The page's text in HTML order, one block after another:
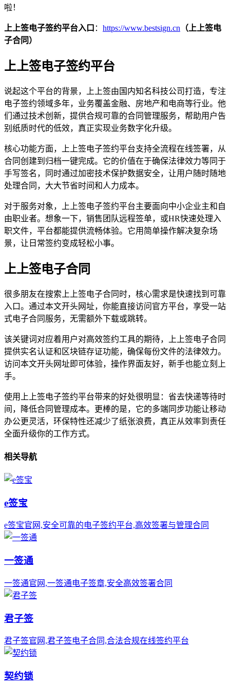
啦！
上上签电子签约平台入口 ： https://www.bestsign.cn （上上签电
子合同）
上上签电子签约平台
说起这个平台的背景，上上签由国内知名科技公司打造，专注
电子签约领域多年，业务覆盖金融、房地产和电商等行业。他
们通过技术创新，提供合规可靠的合同管理服务，帮助用户告
别纸质时代的低效，真正实现业务数字化升级。
核心功能方面，上上签电子签约平台支持全流程在线签署，从
合同创建到归档一键完成。它的价值在于确保法律效力等同于
手写签名，同时通过加密技术保护数据安全，让用户随时随地
处理合同，大大节省时间和人力成本。
对于服务对象，上上签电子签约平台主要面向中小企业主和自
由职业者。想象一下，销售团队远程签单，或HR快速处理入
职文件，平台都能提供流畅体验。它用简单操作解决复杂场
景，让日常签约变成轻松小事。
上上签电子合同
很多朋友在搜索上上签电子合同时，核心需求是快速找到可靠
入口。通过本文开头网址，你能直接访问官方平台，享受一站
式电子合同服务，无需额外下载或跳转。
该关键词对应着用户对高效签约工具的期待，上上签电子合同
提供实名认证和区块链存证功能，确保每份文件的法律效力。
访问本文开头网址即可体验，操作界面友好，新手也能立刻上
手。
使用上上签电子签约平台带来的好处很明显：省去快递等待时
间，降低合同管理成本。更棒的是，它的多端同步功能让移动
办公更灵活，环保特性还减少了纸张浪费，真正从效率到责任
全面升级你的工作方式。
相关导航
e签宝
e签宝官网,安全可靠的电子签约平台,高效签署与管理合同
一签通
一签通官网,一签通电子签章,安全高效签署合同
君子签
君子签官网,君子签电子合同,合法合规在线签约平台
契约锁